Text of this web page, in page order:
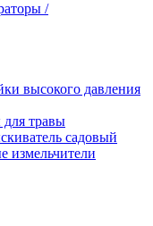
/
высокого давления
травы
садовый
измельчители